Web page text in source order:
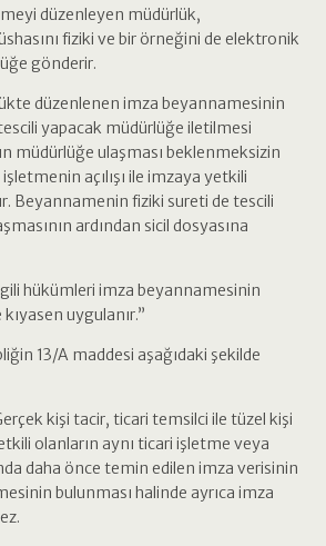
düzenleyen müdürlük,
fiziki ve bir örneğini de elektronik
gönderir.
düzenlenen imza beyannamesinin
yapacak müdürlüğe iletilmesi
müdürlüğe ulaşması beklenmeksizin
açılışı ile imzaya yetkili
Beyannamenin fiziki sureti de tescili
ardından sicil dosyasına
hükümleri imza beyannamesinin
uygulanır.”
13/A maddesi aşağıdaki şekilde
kişi tacir, ticari temsilci ile tüzel kişi
olanların aynı ticari işletme veya
daha önce temin edilen imza verisinin
bulunması halinde ayrıca imza